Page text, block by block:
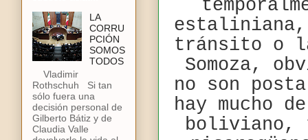
estaliniana,
tránsito o
Somoza,
no son
hay mucho
boliviano,
LA
CORRU
PCIÓN
SOMOS
TODOS
Vladimir
Rothschuh Si tan
sólo fuera una
decisión personal de
Gilberto Bátiz y de
Claudia Valle